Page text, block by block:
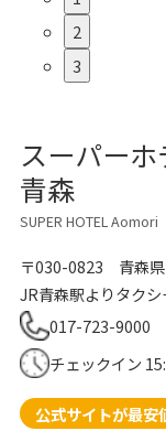
2
3
スーパーホ
青森
SUPER HOTEL Aomori
〒030-0823
青森
JR青森駅よりタク
017-723-9000
チェックイン
公式サイトが最安